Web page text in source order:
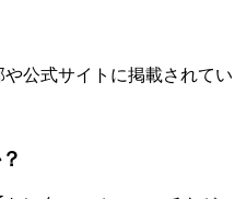
公式サイトに掲載されてい